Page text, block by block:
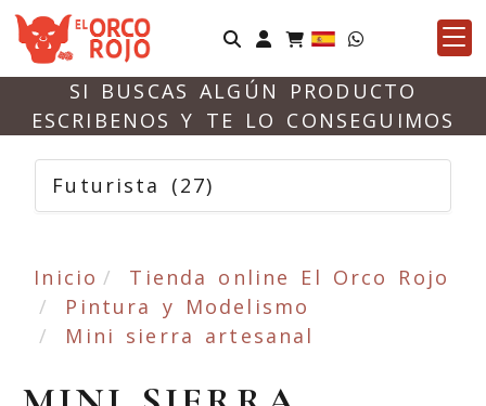
Identifícate
SI BUSCAS ALGÚN PRODUCTO
ESCRIBENOS Y TE LO CONSEGUIMOS
Futurista (27)
Inicio
Tienda online El Orco Rojo
Pintura y Modelismo
Mini sierra artesanal